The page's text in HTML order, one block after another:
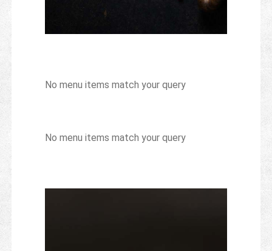
No menu items match your query
No menu items match your query